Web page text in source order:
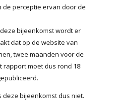
perceptie ervan door de
bijeenkomst wordt er
dat op de website van
twee maanden voor de
rapport moet dus rond 18
deze bijeenkomst dus niet.